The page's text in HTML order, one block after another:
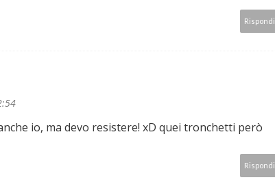
Rispondi
io, ma devo resistere! xD quei tronchetti però
Rispondi